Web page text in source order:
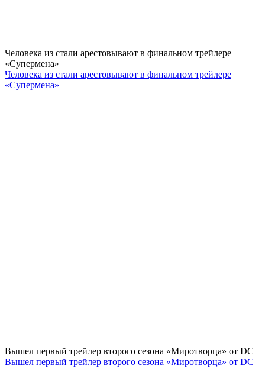
Человека из стали арестовывают в финальном трейлере
«Супермена»
Человека из стали арестовывают в финальном трейлере
«Супермена»
Вышел первый трейлер второго сезона «Миротворца» от DC
Вышел первый трейлер второго сезона «Миротворца» от DC